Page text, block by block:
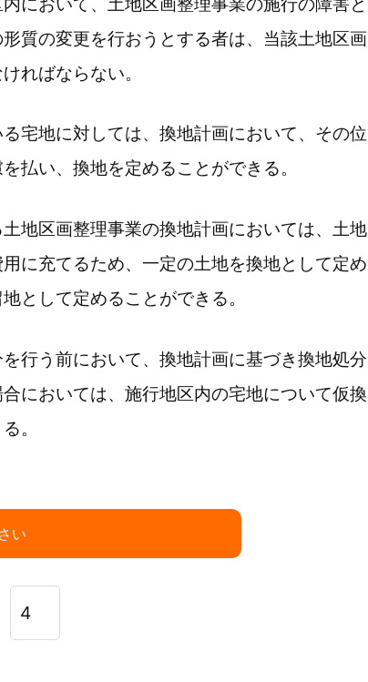
質の変更を行おうとする者は、当該土地区画
ればならない。
宅地に対しては、換地計画において、その位
払い、換地を定めることができる。
地区画整理事業の換地計画においては、土地
に充てるため、一定の土地を換地として定め
として定めることができる。
行う前において、換地計画に基づき換地処分
においては、施行地区内の宅地について仮換
。
い
4